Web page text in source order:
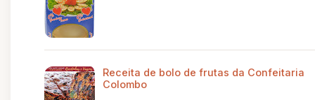
Receita de bolo de frutas da Confeitaria
Colombo